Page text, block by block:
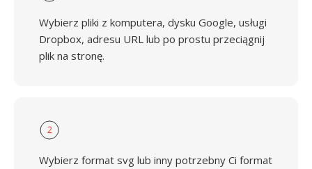
Wybierz pliki z komputera, dysku Google, usługi
Dropbox, adresu URL lub po prostu przeciągnij
plik na stronę.
2
Wybierz format svg lub inny potrzebny Ci format